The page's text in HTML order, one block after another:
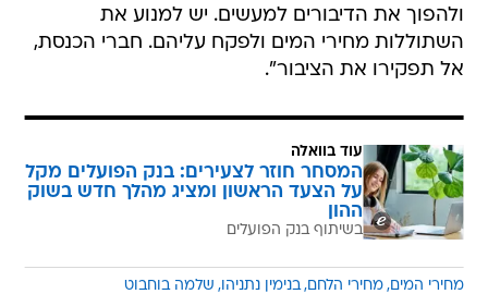
ולהפוך את הדיבורים למעשים. יש למנוע את
השתוללות מחירי המים ולפקח עליהם. חברי הכנסת,
אל תפקירו את הציבור".
עוד בוואלה
המסחר חוזר לצעירים: בנק הפועלים מקל
על הצעד הראשון ומציג מהלך חדש בשוק
ההון
בשיתוף בנק הפועלים
מחירי המים מחירי הלחם בנימין נתניהו שלמה בוחבוט